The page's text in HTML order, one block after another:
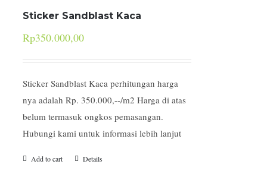
Sticker Sandblast Kaca
Rp350.000,00
Sticker Sandblast Kaca perhitungan harga
nya adalah Rp. 350.000,--/m2 Harga di atas
belum termasuk ongkos pemasangan.
Hubungi kami untuk informasi lebih lanjut
Add to cart Details